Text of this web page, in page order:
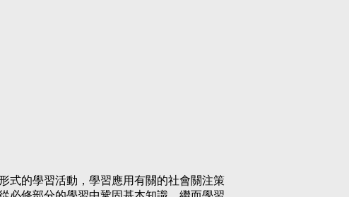
式的學習活動，學習應用有關的社會關注策